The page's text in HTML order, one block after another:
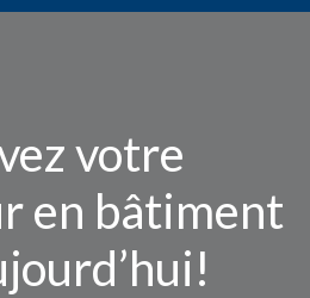
votre
en bâtiment